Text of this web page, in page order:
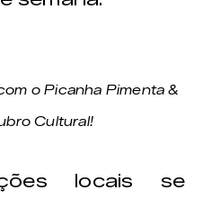
o Picanha Pimenta &
Cultural!
locais se